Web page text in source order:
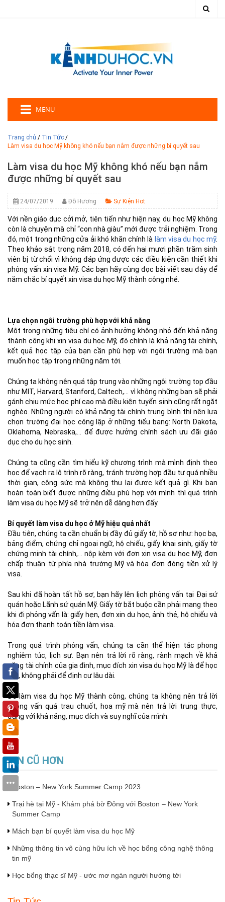
MENU
Trang chủ / Tin Tức /
Làm visa du học Mỹ không khó nếu bạn nắm được những bí quyết sau
Làm visa du học Mỹ không khó nếu bạn nắm
được những bí quyết sau
24/07/2019 Đỗ Hương Sự Kiện Hot
Với nền giáo dục cởi mở, tiên tiến như hiện nay, du học Mỹ không
còn là chuyện mà chỉ “con nhà giàu” mới được trải nghiệm. Trong
đó, một trong những cửa ải khó khăn chính là làm visa du học mỹ.
Theo khảo sát trong năm 2018, có đến hai mươi phần trăm sinh
viên bị từ chối vì không đáp ứng được các điều kiện cần thiết khi
phỏng vấn xin visa Mỹ. Các bạn hãy cùng đọc bài viết sau đây để
nắm chắc bí quyết xin visa du học Mỹ thành công nhé.
Lựa chọn ngôi trường phù hợp với khả năng
Một trong những tiêu chí có ảnh hưởng không nhỏ đến khả năng
thành công khi xin visa du học Mỹ, đó chính là khả năng tài chính,
kết quả học tập của bạn cần phù hợp với ngôi trường mà bạn
muốn học tập trong những năm tới.
Chúng ta không nên quá tập trung vào những ngôi trường top đầu
như MIT, Harvard, Stanford, Caltech,… vì không những bạn sẽ phải
gánh chịu mức học phí cao mà điều kiện tuyển sinh cũng rất ngặt
nghèo. Những người có khả năng tài chính trung bình thì nên lựa
chọn trường đại học công lập ở những tiểu bang: North Dakota,
Oklahoma, Nebraska,… để được hưởng chính sách ưu đãi giáo
dục cho du học sinh.
Chúng ta cũng cần tìm hiểu kỹ chương trình mà mình định theo
học để vạch ra lộ trình rõ ràng, tránh trường hợp đầu tư quá nhiều
thời gian, công sức mà không thu lại được kết quả gì. Khi bạn
hoàn toàn biết được những điều phù hợp với mình thì quá trình
làm visa du học Mỹ sẽ trở nên dễ dàng hơn đấy.
Bí quyết làm visa du học ở Mỹ hiệu quả nhất
Đầu tiên, chúng ta cần chuẩn bị đầy đủ giấy tờ, hồ sơ như: học bạ,
bảng điểm, chứng chỉ ngoại ngữ, hộ chiếu, giấy khai sinh, giấy tờ
chứng minh tài chính,… nộp kèm với đơn xin visa du học Mỹ, đơn
chấp thuận từ phía nhà trường Mỹ và hóa đơn đóng tiền xử lý
visa.
Sau khi đã hoàn tất hồ sơ, bạn hãy lên lịch phỏng vấn tại Đại sứ
quán hoặc Lãnh sứ quán Mỹ. Giấy tờ bắt buộc cần phải mang theo
khi đi phỏng vấn là: giấy hẹn, đơn xin du học, ảnh thẻ, hộ chiếu và
hóa đơn thanh toán tiền làm visa.
Trong quá trình phỏng vấn, chúng ta cần thể hiện tác phong
nghiêm túc, lịch sự. Bạn nên trả lời rõ ràng, rành mạch về khả
năng tài chính của gia đình, mục đích xin visa du học Mỹ là để học
tập, không phải để định cư lâu dài.
Để làm visa du học Mỹ thành công, chúng ta không nên trả lời
phỏng vấn quá trau chuốt, hoa mỹ mà nên trả lời trung thực,
đúng với khả năng, mục đích và suy nghĩ của mình.
TIN CŨ HƠN
Boston – New York Summer Camp 2023
Trại hè tại Mỹ - Khám phá bờ Đông với Boston – New York
Summer Camp
Mách bạn bí quyết làm visa du học Mỹ
Những thông tin vô cùng hữu ích về học bổng công nghệ thông
tin mỹ
Học bổng thạc sĩ Mỹ - ước mơ ngàn người hướng tới